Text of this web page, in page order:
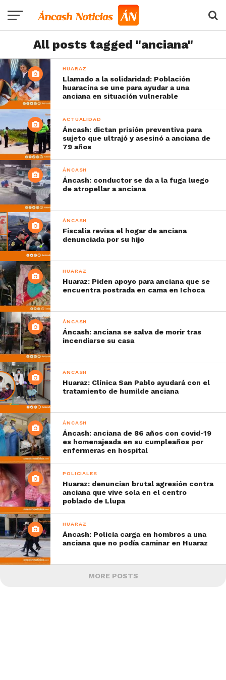
All posts tagged "anciana"
HUARAZ
Llamado a la solidaridad: Población
huaracina se une para ayudar a una
anciana en situación vulnerable
ACTUALIDAD
Áncash: dictan prisión preventiva para
sujeto que ultrajó y asesinó a anciana de
79 años
ÁNCASH
Áncash: conductor se da a la fuga luego
de atropellar a anciana
ÁNCASH
Fiscalia revisa el hogar de anciana
denunciada por su hijo
HUARAZ
Huaraz: Piden apoyo para anciana que se
encuentra postrada en cama en Ichoca
ÁNCASH
Áncash: anciana se salva de morir tras
incendiarse su casa
ÁNCASH
Huaraz: Clínica San Pablo ayudará con el
tratamiento de humilde anciana
ÁNCASH
Áncash: anciana de 86 años con covid-19
es homenajeada en su cumpleaños por
enfermeras en hospital
POLICIALES
Huaraz: denuncian brutal agresión contra
anciana que vive sola en el centro
poblado de Llupa
HUARAZ
Áncash: Policía carga en hombros a una
anciana que no podía caminar en Huaraz
MORE POSTS